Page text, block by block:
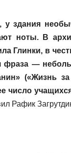
здания
ноты. В
Глинки, в
фраза —
(«Жизнь за
число
Рафик